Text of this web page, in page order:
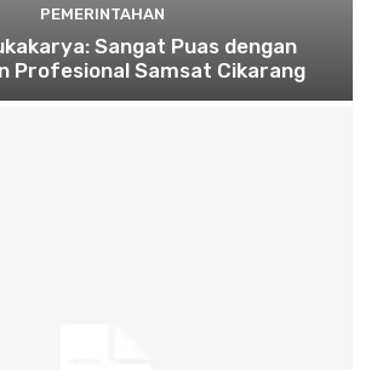
PEMERINTAHAN
Sangat Puas dengan
Profesional Samsat Cikarang